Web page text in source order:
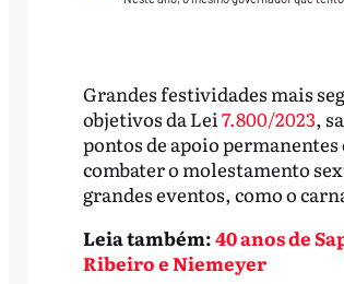
Grandes festividades mais
objetivos da Lei 7.800/2023,
pontos de apoio
combater o molestamento
grandes eventos, como o
Leia também:40 anos de
Ribeiro e Niemeyer